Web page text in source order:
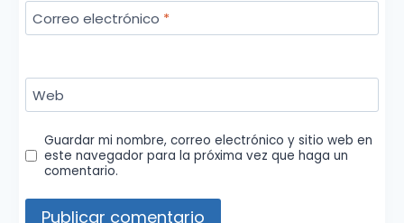
Correo electrónico *
Web
Guardar mi nombre, correo electrónico y sitio web en
este navegador para la próxima vez que haga un
comentario.